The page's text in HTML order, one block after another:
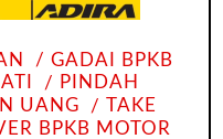
GADAI BPKB
PINDAH
UANG
TAKE
BPKB MOTOR